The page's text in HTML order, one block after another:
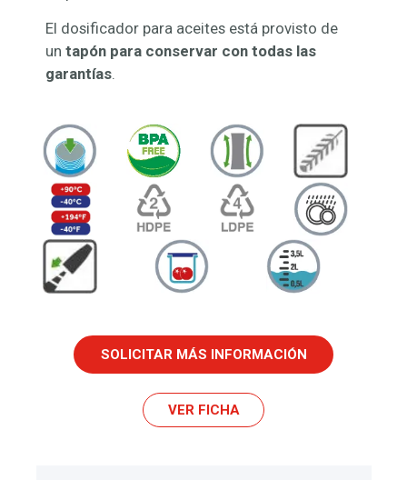
El dosificador para aceites está provisto de
un tapón para conservar con todas las
garantías.
SOLICITAR MÁS INFORMACIÓN
VER FICHA